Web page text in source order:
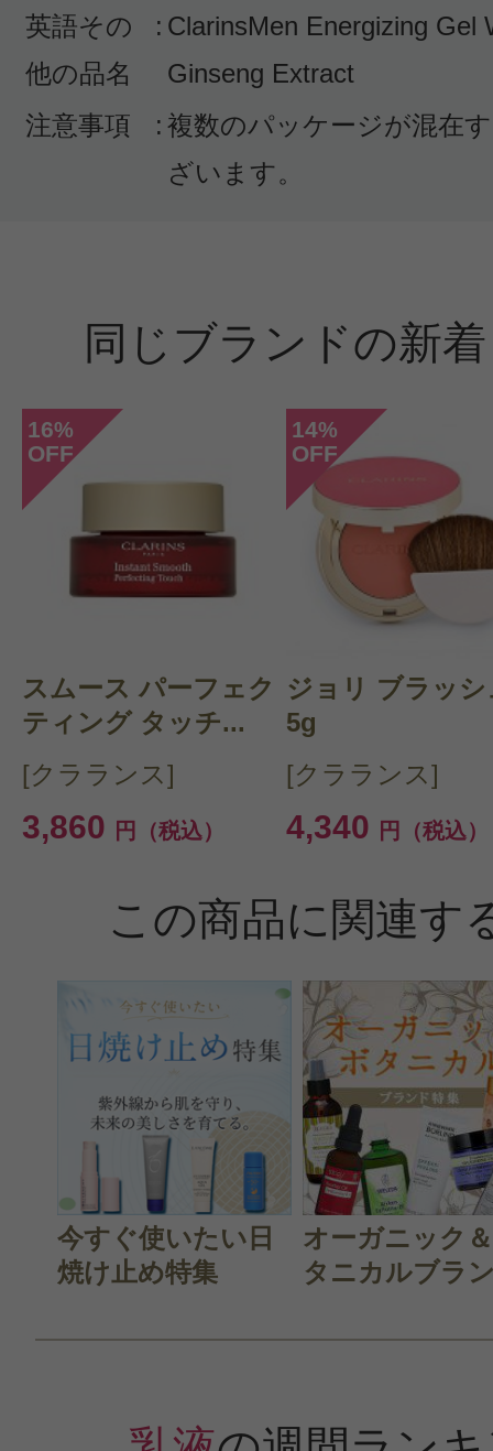
英語その
他の品名
: ClarinsMen Energizing Gel
Ginseng Extract
注意事項
: 複数のパッケージが混在
ざいます。
同じブランドの新
16%
OFF
スムース パーフェク
ティング タッチ...
[クラランス]
3,860 円（税込）
14%
OFF
ジョリ ブラッシ
5g
[クラランス]
4,340 円（税込）
この商品に関連す
今すぐ使いたい日
焼け止め特集
オーガニック
タニカルブラ